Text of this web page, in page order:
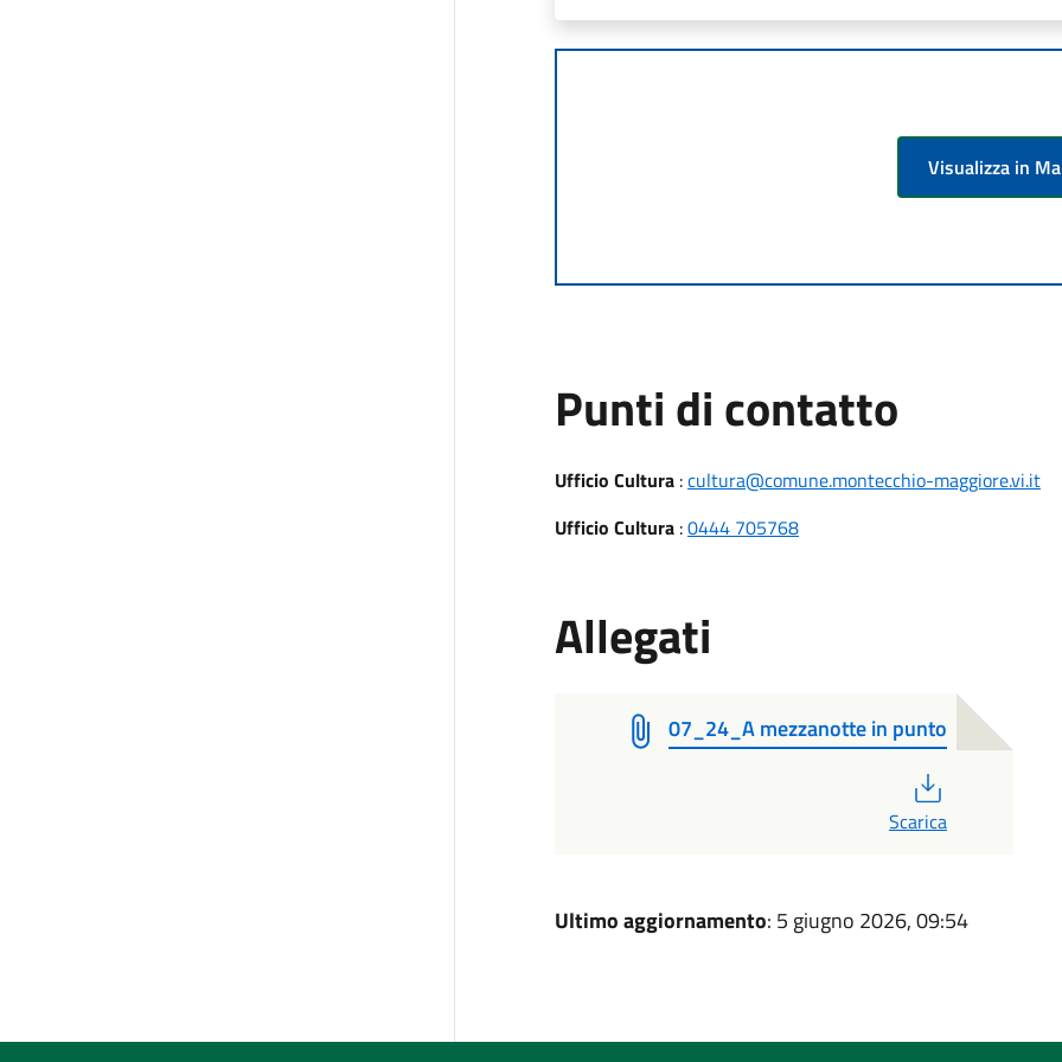
Visualizza in
Punti di contatto
Ufficio Cultura:cultura@comune.montecchio-maggiore.vi.it
Ufficio Cultura:0444 705768
Allegati
07_24_A mezzanotte in punto
Scarica
Ultimo aggiornamento: 5 giugno 2026, 09:54